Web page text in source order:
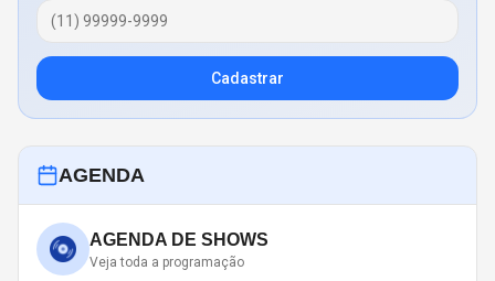
Cadastrar
AGENDA
AGENDA DE SHOWS
Veja toda a programação